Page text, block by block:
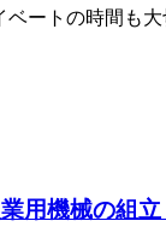
ートの時間も
用機械の組